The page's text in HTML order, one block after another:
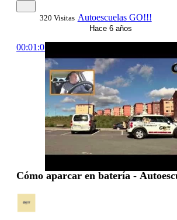
320 Visitas Autoescuelas GO!!!
Hace 6 años
00:01:05
Cómo aparcar en batería -